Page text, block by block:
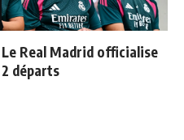
Le Real Madrid officialise
2 départs